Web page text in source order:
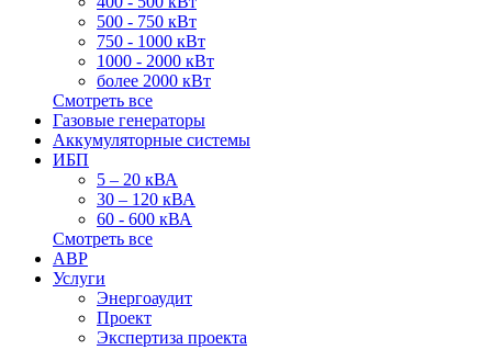
500 - 750 кВт
750 - 1000 кВт
1000 - 2000 кВт
более 2000 кВт
Смотреть все
Газовые генераторы
Аккумуляторные системы
ИБП
5 – 20 кВА
30 – 120 кВА
60 - 600 кВА
Смотреть все
АВР
Услуги
Энергоаудит
Проект
Экспертиза проекта